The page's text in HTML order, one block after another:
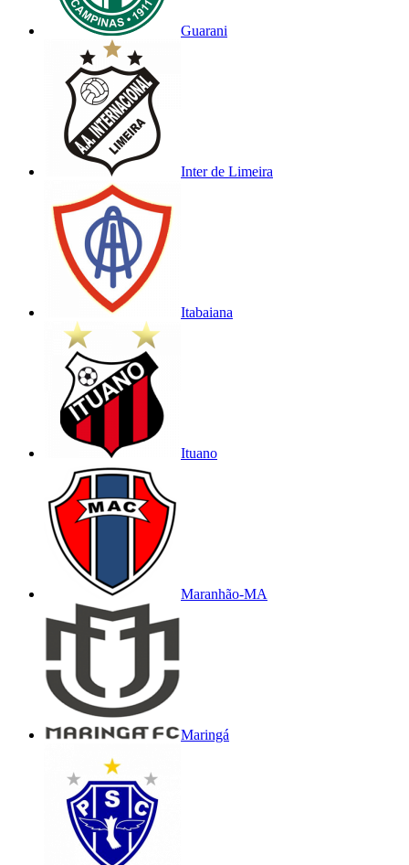
Guarani
Inter de Limeira
Itabaiana
Ituano
Maranhão-MA
Maringá